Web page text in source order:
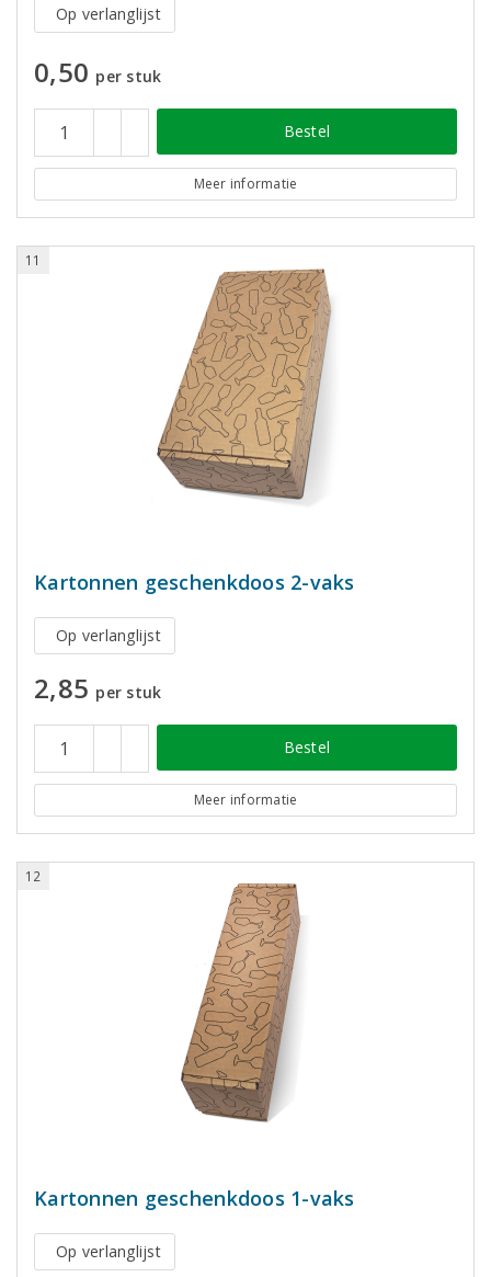
Op verlanglijst
0,50 per stuk
Bestel
Meer informatie
11
Kartonnen geschenkdoos 2-vaks
Op verlanglijst
2,85 per stuk
Bestel
Meer informatie
12
Kartonnen geschenkdoos 1-vaks
Op verlanglijst